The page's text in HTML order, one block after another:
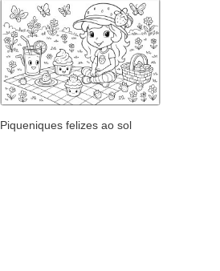
Piqueniques felizes ao sol